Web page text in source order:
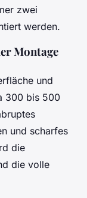
zwei
werden.
Montage
und
300 bis 500
und scharfes
die
die volle